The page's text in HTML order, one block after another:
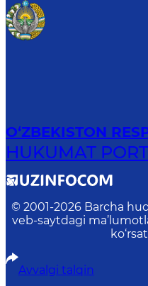
O‘ZBEKISTON
HUKUMAT
© 2001-2026 Barcha
veb-saytdagi
Avvalgi talqin